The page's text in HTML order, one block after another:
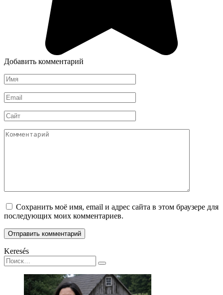
Добавить комментарий
Имя
*
Email
*
Сайт
Комментарий
Сохранить моё имя, email и адрес сайта в этом браузере для
последующих моих комментариев.
Keresés
Search
for: